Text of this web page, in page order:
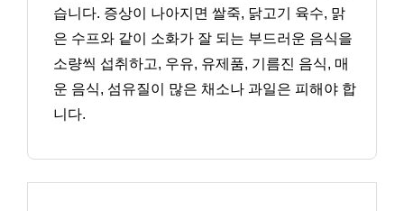
습니다. 증상이 나아지면 쌀죽, 닭고기 육수, 맑
은 수프와 같이 소화가 잘 되는 부드러운 음식을
소량씩 섭취하고, 우유, 유제품, 기름진 음식, 매
운 음식, 섬유질이 많은 채소나 과일은 피해야 합
니다.